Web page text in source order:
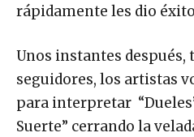
rápidamente les dio
Unos instantes después,
seguidores, los artistas
para interpretar
Suerte” cerrando la